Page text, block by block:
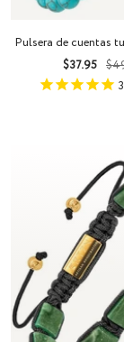
Pulsera de cuentas
Precio
de
$37.95